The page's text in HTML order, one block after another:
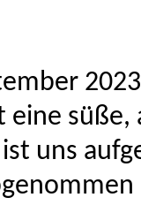
eine
uns